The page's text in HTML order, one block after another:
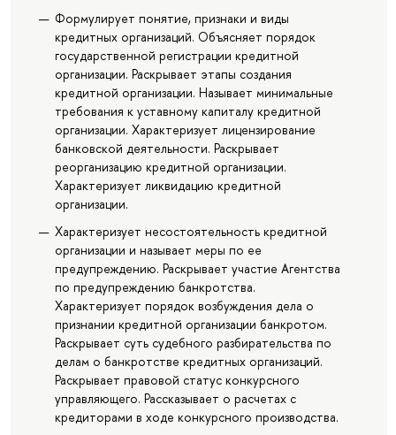
Формулирует понятие, признаки и виды
кредитных организаций. Объясняет порядок
государственной регистрации кредитной
организации. Раскрывает этапы создания
кредитной организации. Называет минимальные
требования к уставному капиталу кредитной
организации. Характеризует лицензирование
банковской деятельности. Раскрывает
реорганизацию кредитной организации.
Характеризует ликвидацию кредитной
организации.
Характеризует несостоятельность кредитной
организации и называет меры по ее
предупреждению. Раскрывает участие Агентства
по предупреждению банкротства.
Характеризует порядок возбуждения дела о
признании кредитной организации банкротом.
Раскрывает суть судебного разбирательства по
делам о банкротстве кредитных организаций.
Раскрывает правовой статус конкурсного
управляющего. Рассказывает о расчетах с
кредиторами в ходе конкурсного производства.